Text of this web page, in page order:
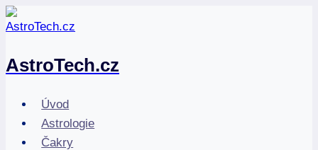
Přeskočit
na
AstroTech.cz
Úvod
Astrologie
Čakry